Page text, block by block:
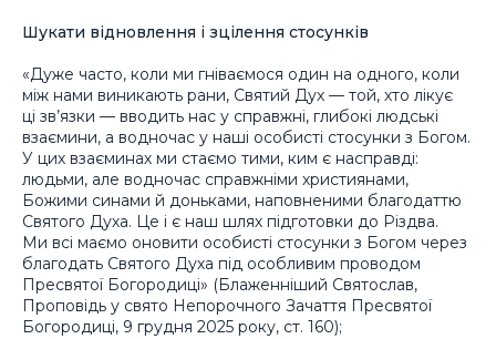
Шукати відновлення і зцілення стосунків
«Дуже часто, коли ми гніваємося один на одного, коли
між нами виникають рани, Святий Дух — той, хто лікує
ці зв’язки — вводить нас у справжні, глибокі людські
взаємини, а водночас у наші особисті стосунки з Богом.
У цих взаєминах ми стаємо тими, ким є насправді:
людьми, але водночас справжніми християнами,
Божими синами й доньками, наповненими благодаттю
Святого Духа. Це і є наш шлях підготовки до Різдва.
Ми всі маємо оновити особисті стосунки з Богом через
благодать Святого Духа під особливим проводом
Пресвятої Богородиці» (Блаженніший Святослав,
Проповідь у свято Непорочного Зачаття Пресвятої
Богородиці, 9 грудня 2025 року, ст. 160);